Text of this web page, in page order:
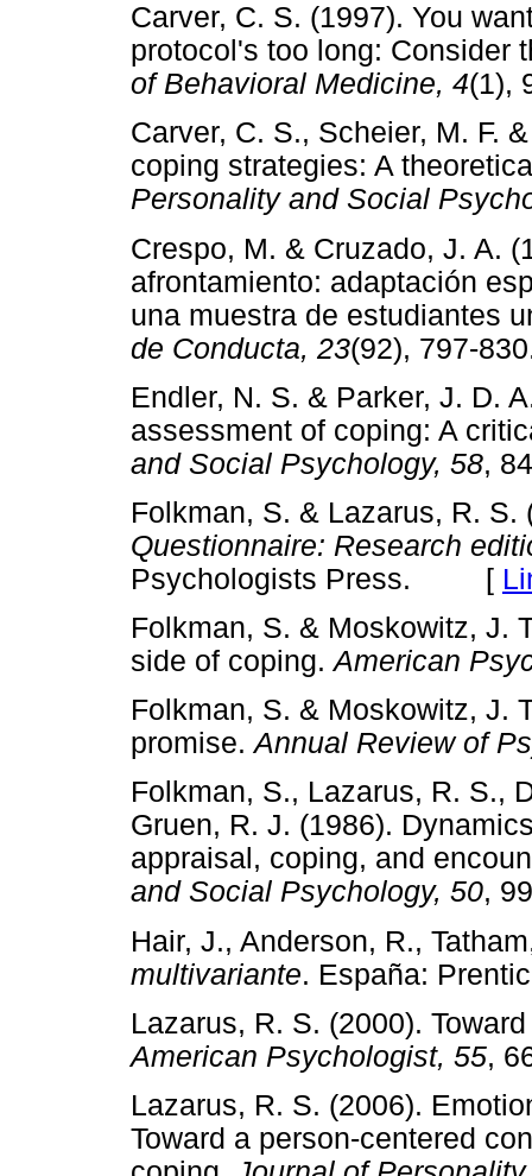
Carver, C. S. (1997). You
protocol's too long: Consider
of Behavioral Medicine, 4
Carver, C. S., Scheier, M. F.
coping strategies: A
Personality and Social
Crespo, M. & Cruzado, J. A.
afrontamiento: adaptación
una muestra de estudiantes
de Conducta, 23(92),
Endler, N. S. & Parker, J. D.
assessment of coping: A
and Social Psychology, 58,
Folkman, S. & Lazarus, R. S.
Questionnaire: Research
Psychologists Press. [
Folkman, S. & Moskowitz, J.
side of coping.American
Folkman, S. & Moskowitz, J.
promise.Annual Review of
Folkman, S., Lazarus, R. S.,
Gruen, R. J. (1986).
appraisal, coping, and
and Social Psychology, 50,
Hair, J., Anderson, R.,
multivariante. España:
Lazarus, R. S. (2000).
American Psychologist, 55,
Lazarus, R. S. (2006).
Toward a person-centered